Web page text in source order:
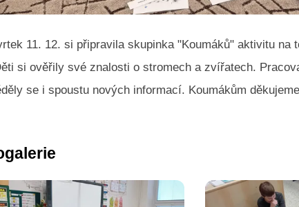
11. 12. si připravila skupinka "Koumáků" aktivitu na
si ověřily své znalosti o stromech a zvířatech.
se i spoustu nových informací. Koumákům